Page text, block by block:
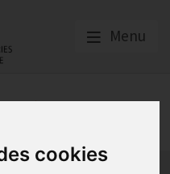
cookies
Menu